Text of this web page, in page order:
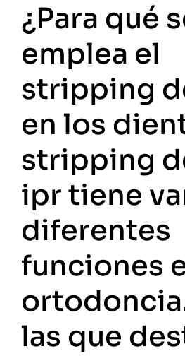
¿Para qué
emplea el
stripping
en los
stripping
ipr tiene
diferentes
funciones
las que